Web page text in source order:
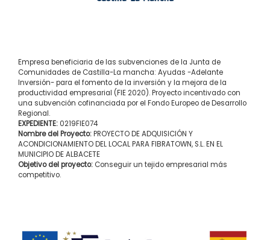
Empresa beneficiaria de las subvenciones de la Junta de
Comunidades de Castilla-La mancha: Ayudas -Adelante
Inversión- para el fomento de la inversión y la mejora de la
productividad empresarial (FIE 2020). Proyecto incentivado con
una subvención cofinanciada por el Fondo Europeo de Desarrollo
Regional.
EXPEDIENTE: 0219FIE074
Nombre del Proyecto:PROYECTO DE ADQUISICIÓN Y
ACONDICIONAMIENTO DEL LOCAL PARA FIBRATOWN, S.L. EN EL
MUNICIPIO DE ALBACETE
Objetivo del proyecto:Conseguir un tejido empresarial más
competitivo.